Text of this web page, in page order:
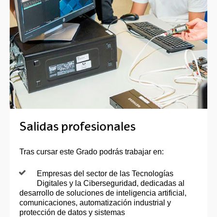
Salidas profesionales
Tras cursar este Grado podrás trabajar en:
Empresas del sector de las Tecnologías
Digitales y la Ciberseguridad, dedicadas al
desarrollo de soluciones de inteligencia artificial,
comunicaciones, automatización industrial y
protección de datos y sistemas